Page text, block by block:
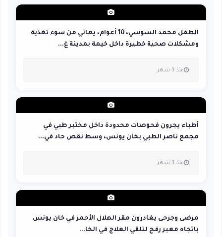
الطفل محمد السوسي، 10 أعوام، يعاني من سوء تغذية
ومشكلات صحية خطيرة داخل خيمة بمدينة غ...
منذ 3 شهر
أطباء يجرون فحوصات محدودة داخل مختبر طبي في
مجمع ناصر الطبي بخان يونس، وسط نقص حاد في...
منذ 3 شهر
مرضى وجرحى يغادرون مقر الهلال الأحمر في خان يونس
باتجاه معبر رفح لتلقي العلاج في الخا...